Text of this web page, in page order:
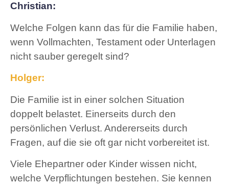
Christian:
Welche Folgen kann das für die Familie haben,
wenn Vollmachten, Testament oder Unterlagen
nicht sauber geregelt sind?
Holger:
Die Familie ist in einer solchen Situation
doppelt belastet. Einerseits durch den
persönlichen Verlust. Andererseits durch
Fragen, auf die sie oft gar nicht vorbereitet ist.
Viele Ehepartner oder Kinder wissen nicht,
welche Verpflichtungen bestehen. Sie kennen